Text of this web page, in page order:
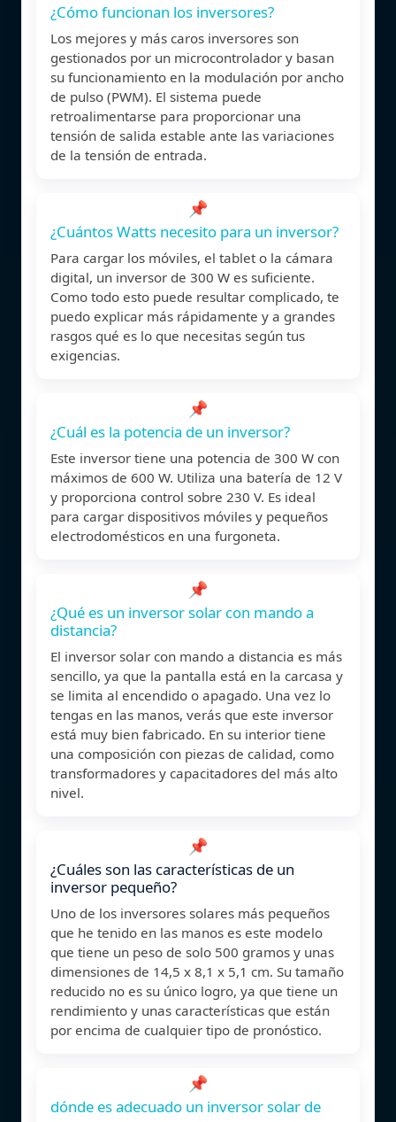
¿Cómo funcionan los inversores?
Los mejores y más caros inversores son
gestionados por un microcontrolador y basan
su funcionamiento en la modulación por ancho
de pulso (PWM). El sistema puede
retroalimentarse para proporcionar una
tensión de salida estable ante las variaciones
de la tensión de entrada.
📌
¿Cuántos Watts necesito para un inversor?
Para cargar los móviles, el tablet o la cámara
digital, un inversor de 300 W es suficiente.
Como todo esto puede resultar complicado, te
puedo explicar más rápidamente y a grandes
rasgos qué es lo que necesitas según tus
exigencias.
📌
¿Cuál es la potencia de un inversor?
Este inversor tiene una potencia de 300 W con
máximos de 600 W. Utiliza una batería de 12 V
y proporciona control sobre 230 V. Es ideal
para cargar dispositivos móviles y pequeños
electrodomésticos en una furgoneta.
📌
¿Qué es un inversor solar con mando a
distancia?
El inversor solar con mando a distancia es más
sencillo, ya que la pantalla está en la carcasa y
se limita al encendido o apagado. Una vez lo
tengas en las manos, verás que este inversor
está muy bien fabricado. En su interior tiene
una composición con piezas de calidad, como
transformadores y capacitadores del más alto
nivel.
📌
¿Cuáles son las características de un
inversor pequeño?
Uno de los inversores solares más pequeños
que he tenido en las manos es este modelo
que tiene un peso de solo 500 gramos y unas
dimensiones de 14,5 x 8,1 x 5,1 cm. Su tamaño
reducido no es su único logro, ya que tiene un
rendimiento y unas características que están
por encima de cualquier tipo de pronóstico.
📌
dónde es adecuado un inversor solar de